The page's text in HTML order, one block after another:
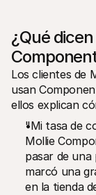
¿Qué
Los clientes de
usan
ellos explican
"Mi tasa de
Mollie
pasar de una
marcó una
en la tienda